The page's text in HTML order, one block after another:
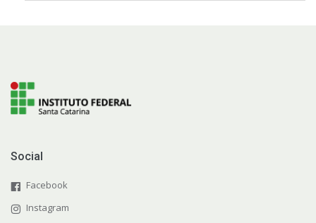
Social
Facebook
Instagram